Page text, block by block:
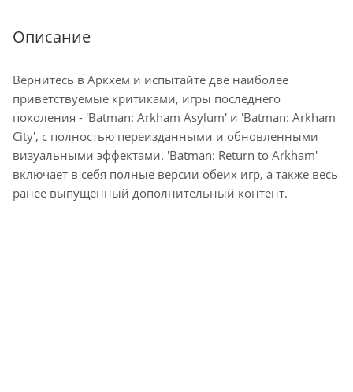
Описание
Вернитесь в Аркхем и испытайте две наиболее
приветствуемые критиками, игры последнего
поколения - 'Batman: Arkham Asylum' и 'Batman: Arkham
City', с полностью переизданными и обновленными
визуальными эффектами. 'Batman: Return to Arkham'
включает в себя полные версии обеих игр, а также весь
ранее выпущенный дополнительный контент.